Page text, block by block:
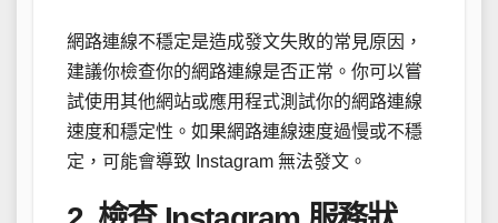
網路連線不穩定是造成發文失敗的常見原因，
建議你檢查你的網路連線是否正常。你可以嘗
試使用其他網站或應用程式測試你的網路連線
速度和穩定性。如果網路連線速度過慢或不穩
定，可能會導致 Instagram 無法發文。